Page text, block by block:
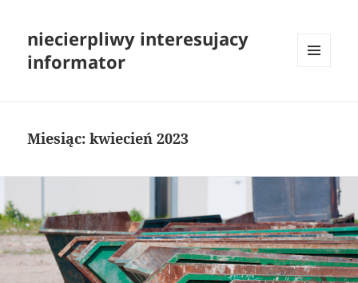
niecierpliwy interesujacy
informator
Miesiąc:kwiecień 2023